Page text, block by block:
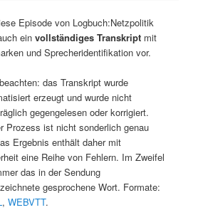
Episode von Logbuch:Netzpolitik
ein vollständiges Transkriptmit
und Sprecheridentifikation vor.
das Transkript wurde
erzeugt und wurde nicht
gegengelesen oder korrigiert.
Prozess ist nicht sonderlich genau
Ergebnis enthält daher mit
eine Reihe von Fehlern. Im Zweifel
das in der Sendung
gesprochene Wort. Formate:
, WEBVTT.